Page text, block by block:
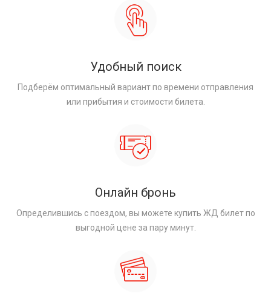
Удобный поиск
Подберём оптимальный вариант по времени отправления
или прибытия и стоимости билета.
Онлайн бронь
Определившись с поездом, вы можете купить ЖД билет по
выгодной цене за пару минут.